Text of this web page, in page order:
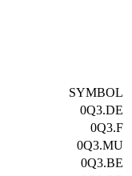
SYMBOL
0Q3.DE
0Q3.F
0Q3.MU
0Q3.BE